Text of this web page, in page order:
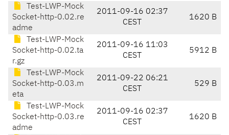
Test-LWP-Mock
Socket-http-0.02.re
adme
2011-09-16 02:37
CEST
1620 B
Test-LWP-Mock
Socket-http-0.02.ta
r.gz
2011-09-16 11:03
CEST
5912 B
Test-LWP-Mock
Socket-http-0.03.m
eta
2011-09-22 06:21
CEST
529 B
Test-LWP-Mock
Socket-http-0.03.re
adme
2011-09-16 02:37
CEST
1620 B